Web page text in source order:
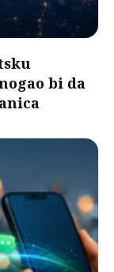
bi da